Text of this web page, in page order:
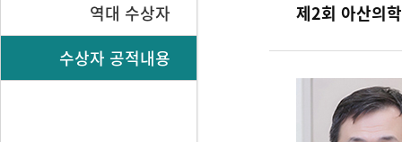
역대 수상자
수상자 공적내용
제2회 아산의